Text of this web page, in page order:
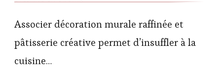
Associer décoration murale raffinée et
pâtisserie créative permet d’insuffler à la
cuisine…